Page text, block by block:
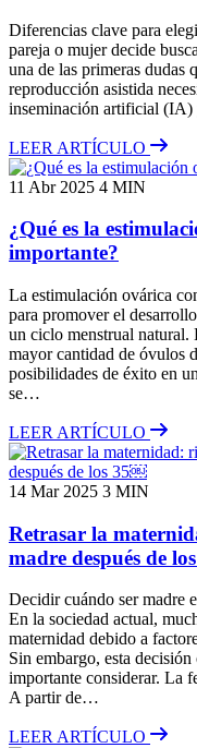
Diferencias clave para
pareja o mujer decide
una de las primeras dudas
reproducción asistida
inseminación artificial
LEER ARTÍCULO
11 Abr 2025 4 MIN
¿Qué es la
importante?
La estimulación ovárica
para promover el
un ciclo menstrual natural.
mayor cantidad de óvulos
posibilidades de éxito en
se…
LEER ARTÍCULO
14 Mar 2025 3 MIN
Retrasar la
madre después de
Decidir cuándo ser madre
En la sociedad actual,
maternidad debido a
Sin embargo, esta
importante considerar. La
A partir de…
LEER ARTÍCULO